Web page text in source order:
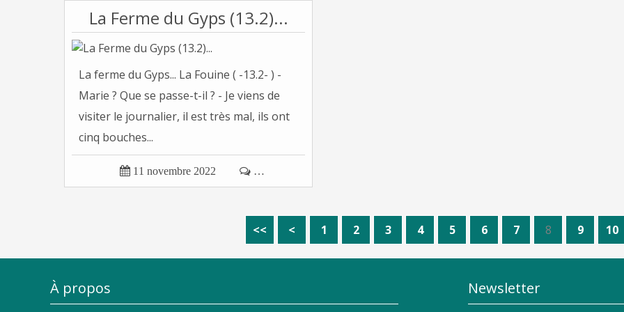
La Ferme du Gyps (13.2)...
La ferme du Gyps... La Fouine ( -13.2- ) -
Marie ? Que se passe-t-il ? - Je viens de
visiter le journalier, il est très mal, ils ont
cinq bouches...
 11 novembre 2022  …
<< < 1 2 3 4 5 6 7 8 9 10
À propos Newsletter